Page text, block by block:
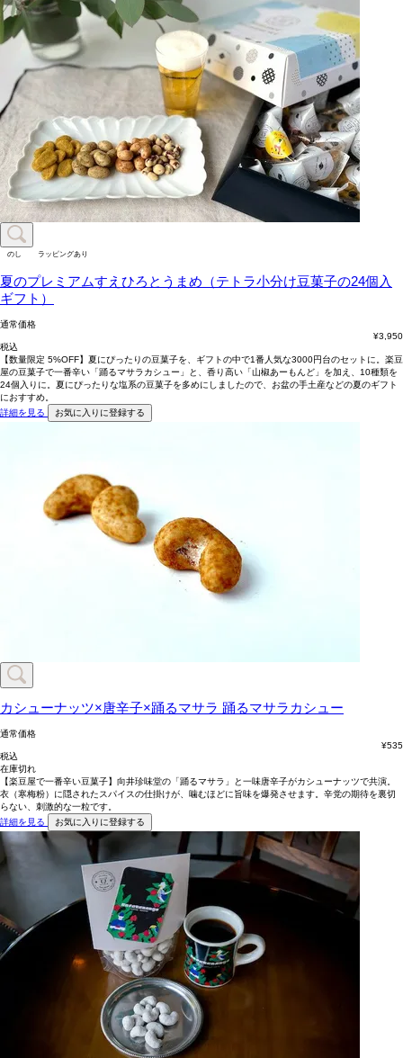
のし ラッピングあり
夏のプレミアムすえひろとうまめ（テトラ小分け豆菓子の24個入
ギフト）
通常価格
¥3,950
税込
【数量限定 5%OFF】夏にぴったりの豆菓子を、ギフトの中で1番人気な3000円台のセットに。楽豆
屋の豆菓子で一番辛い「踊るマサラカシュー」と、香り高い「山椒あーもんど」を加え、10種類を
24個入りに。夏にぴったりな塩系の豆菓子を多めにしましたので、お盆の手土産などの夏のギフト
におすすめ。
詳細を見る
お気に入りに登録する
カシューナッツ×唐辛子×踊るマサラ 踊るマサラカシュー
通常価格
¥535
税込
在庫切れ
【楽豆屋で一番辛い豆菓子】向井珍味堂の「踊るマサラ」と一味唐辛子がカシューナッツで共演。
衣（寒梅粉）に隠されたスパイスの仕掛けが、噛むほどに旨味を爆発させます。辛党の期待を裏切
らない、刺激的な一粒です。
詳細を見る
お気に入りに登録する